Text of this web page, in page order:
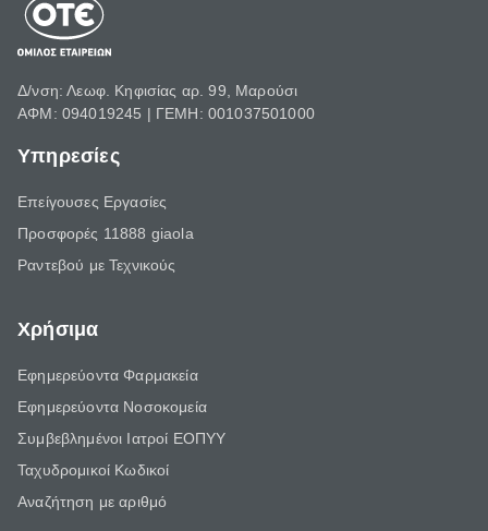
Δ/νση: Λεωφ. Κηφισίας αρ. 99, Μαρούσι
ΑΦΜ: 094019245 | ΓΕΜΗ: 001037501000
Υπηρεσίες
Επείγουσες Εργασίες
Προσφορές 11888 giaola
Ραντεβού με Τεχνικούς
Χρήσιμα
Εφημερεύοντα Φαρμακεία
Εφημερεύοντα Νοσοκομεία
Συμβεβλημένοι Ιατροί ΕΟΠΥΥ
Ταχυδρομικοί Κωδικοί
Αναζήτηση με αριθμό